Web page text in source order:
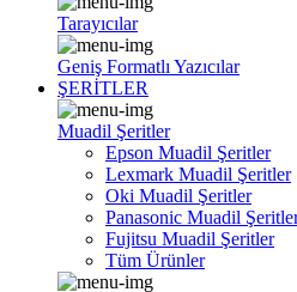
Tarayıcılar
Geniş Formatlı Yazıcılar
ŞERİTLER
Muadil Şeritler
Epson Muadil Şeritler
Lexmark Muadil Şeritler
Oki Muadil Şeritler
Panasonic Muadil
Fujitsu Muadil Şeritler
Tüm Ürünler